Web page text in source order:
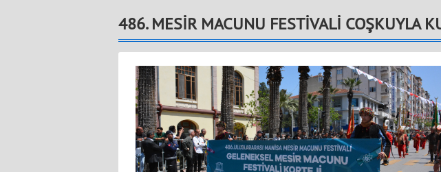
486. MESİR MACUNU FESTİVALİ COŞKUYLA